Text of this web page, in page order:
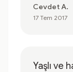
Cevdet A.
17 Tem 2017
Yaşlı ve